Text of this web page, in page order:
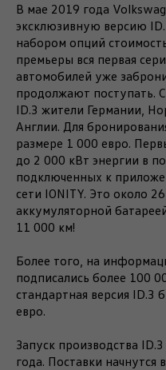
В мае 2019 года
эксклюзивную версию
набором опций
премьеры вся первая
автомобилей уже
продолжают поступать.
ID.3 жители Германии,
Англии. Для
размере 1 000 евро.
до 2 000 кВт энергии в
подключенных к
сети IONITY. Это около
аккумуляторной
11 000 км!
Более того, на
подписались более 100
стандартная версия ID.3
евро.
Запуск производства
года. Поставки начнутся